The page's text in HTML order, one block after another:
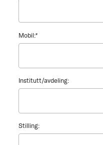
Mobil:*
Institutt/avdeling:
Stilling: